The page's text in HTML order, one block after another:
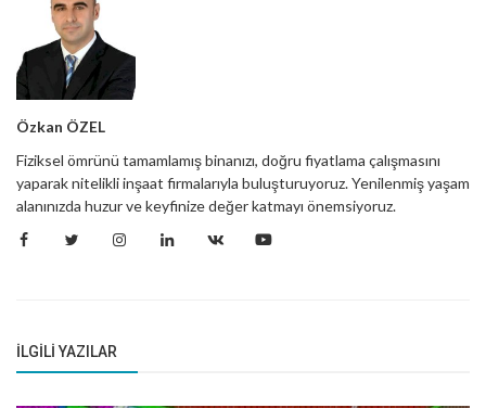
Özkan ÖZEL
Fiziksel ömrünü tamamlamış binanızı, doğru fiyatlama çalışmasını
yaparak nitelikli inşaat firmalarıyla buluşturuyoruz. Yenilenmiş yaşam
alanınızda huzur ve keyfinize değer katmayı önemsiyoruz.
İLGILI YAZILAR